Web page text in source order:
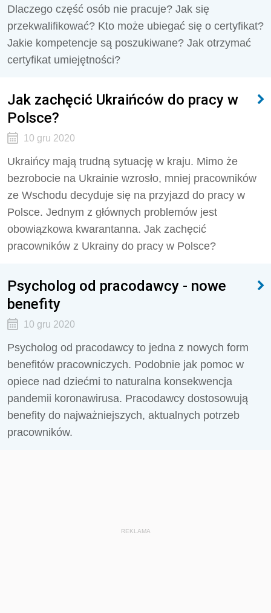
Dlaczego część osób nie pracuje? Jak się
przekwalifikować? Kto może ubiegać się o certyfikat?
Jakie kompetencje są poszukiwane? Jak otrzymać
certyfikat umiejętności?
Jak zachęcić Ukraińców do pracy w
Polsce?
10 gru 2020
Ukraińcy mają trudną sytuację w kraju. Mimo że
bezrobocie na Ukrainie wzrosło, mniej pracowników
ze Wschodu decyduje się na przyjazd do pracy w
Polsce. Jednym z głównych problemów jest
obowiązkowa kwarantanna. Jak zachęcić
pracowników z Ukrainy do pracy w Polsce?
Psycholog od pracodawcy - nowe
benefity
10 gru 2020
Psycholog od pracodawcy to jedna z nowych form
benefitów pracowniczych. Podobnie jak pomoc w
opiece nad dziećmi to naturalna konsekwencja
pandemii koronawirusa. Pracodawcy dostosowują
benefity do najważniejszych, aktualnych potrzeb
pracowników.
REKLAMA